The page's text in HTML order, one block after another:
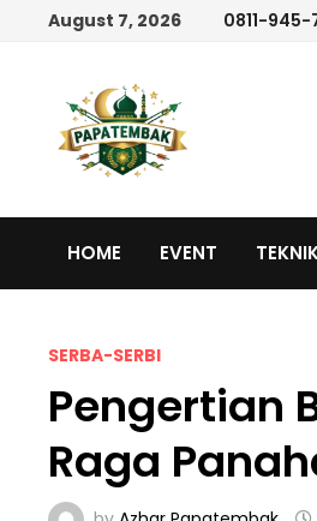
August 7, 2026 0811-945-
HOME EVENT
SERBA-SERBI
Pengertian
Raga